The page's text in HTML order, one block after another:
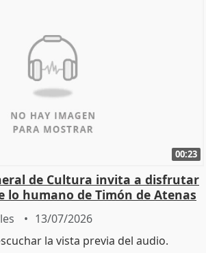
00:23
de Cultura invita a disfrutar
lo humano de Timón de Atenas
13/07/2026